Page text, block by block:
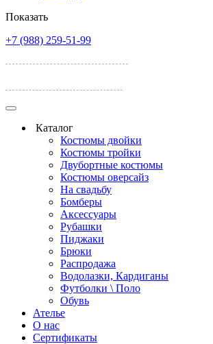
Показать
+7 (988) 259-51-99
Каталог
Костюмы двойки
Костюмы тройки
Двубортные костюмы
Костюмы оверсайз
На свадьбу
Бомберы
Аксессуары
Рубашки
Пиджаки
Брюки
Распродажа
Водолазки, Кардиганы
Футболки \ Поло
Обувь
Ателье
О нас
Сертификаты